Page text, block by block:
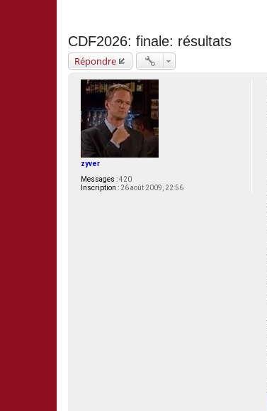
CDF2026: finale: résultats
Répondre
zyver
Messages :420
Inscription : 26 août 2009, 22:56